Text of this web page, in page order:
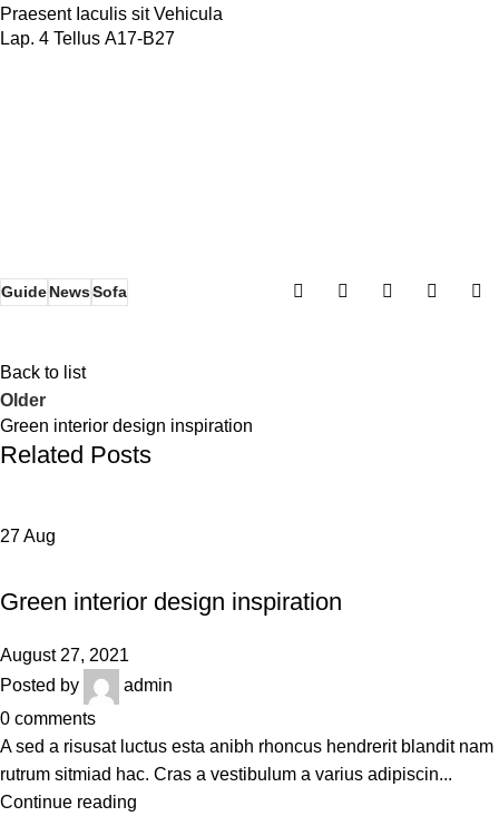
Praesent Iaculis sit Vehicula
Lap. 4 Tellus A17-B27
GuideNewsSofa
Back to list
Older
Green interior design inspiration
Related Posts
27Aug
Green interior design inspiration
August 27, 2021
Posted by
admin
0 comments
A sed a risusat luctus esta anibh rhoncus hendrerit blandit nam
rutrum sitmiad hac. Cras a vestibulum a varius adipiscin...
Continue reading